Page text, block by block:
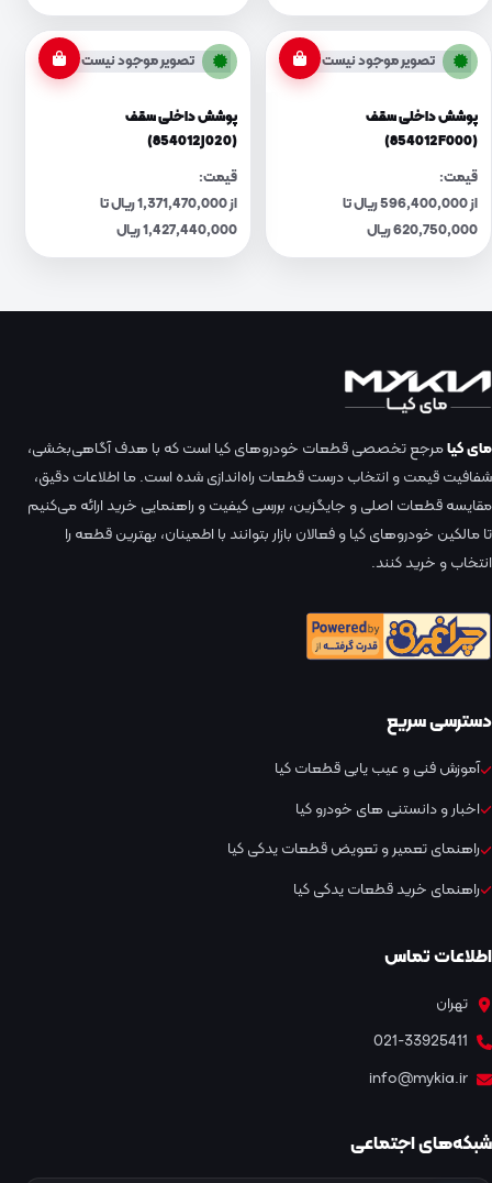
تصویر موجود نیست
پوشش داخلی سقف
(854012F000)
قیمت:
از 596,400,000 ریال تا
620,750,000 ریال
تصویر موجود نیست
پوشش داخلی سقف
(854012J020)
قیمت:
از 1,371,470,000 ریال تا
1,427,440,000 ریال
مای کیامرجع تخصصی قطعات خودروهای کیا است که با هدف آگاهی‌بخشی،
شفافیت قیمت و انتخاب درست قطعات راه‌اندازی شده است. ما اطلاعات دقیق،
مقایسه قطعات اصلی و جایگزین، بررسی کیفیت و راهنمایی خرید ارائه می‌کنیم
تا مالکین خودروهای کیا و فعالان بازار بتوانند با اطمینان، بهترین قطعه را
انتخاب و خرید کنند.
دسترسی سریع
آموزش فنی و عیب یابی قطعات کیا
اخبار و دانستنی های خودرو کیا
راهنمای تعمیر و تعویض قطعات یدکی کیا
راهنمای خرید قطعات یدکی کیا
اطلاعات تماس
تهران
021-33925411
info@mykia.ir
شبکه‌های اجتماعی